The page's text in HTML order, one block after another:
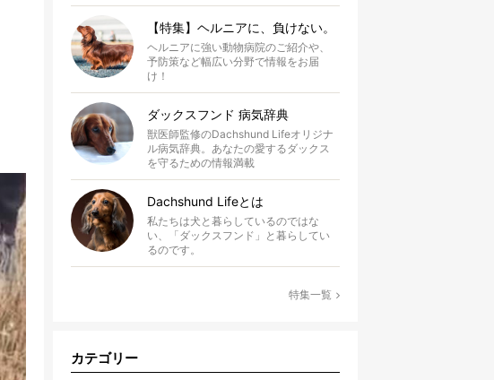
【特集】ヘルニアに、負けない。
ヘルニアに強い動物病院のご紹介や、
予防策など幅広い分野で情報をお届
け！
ダックスフンド 病気辞典
獣医師監修のDachshund Lifeオリジナ
ル病気辞典。あなたの愛するダックス
を守るための情報満載
Dachshund Lifeとは
私たちは犬と暮らしているのではな
い、「ダックスフンド」と暮らしてい
るのです。
特集一覧
カテゴリー